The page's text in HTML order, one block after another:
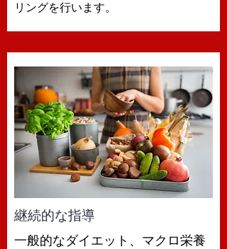
リングを行います。
継続的な指導
一般的なダイエット、マクロ栄養